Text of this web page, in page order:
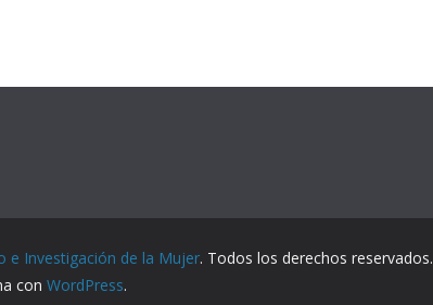
e Investigación de la Mujer. Todos los derechos reservados.
con WordPress.